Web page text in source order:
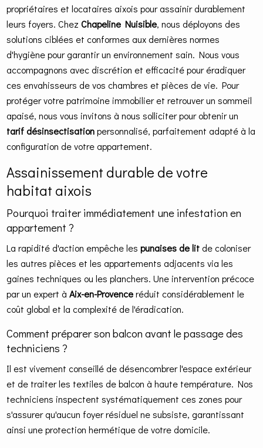
propriétaires et locataires aixois pour assainir durablement
leurs foyers. ChezChapeline Nuisible, nous déployons des
solutions ciblées et conformes aux dernières normes
d'hygiène pour garantir un environnement sain. Nous vous
accompagnons avec discrétion et efficacité pour éradiquer
ces envahisseurs de vos chambres et pièces de vie. Pour
protéger votre patrimoine immobilier et retrouver un sommeil
apaisé, nous vous invitons à nous solliciter pour obtenir un
tarif désinsectisationpersonnalisé, parfaitement adapté à la
configuration de votre appartement.
Assainissement durable de votre
habitat aixois
Pourquoi traiter immédiatement une infestation en
appartement ?
La rapidité d'action empêche lespunaises de lit de coloniser
les autres pièces et les appartements adjacents via les
gaines techniques ou les planchers. Une intervention précoce
par un expert àAix-en-Provenceréduit considérablement le
coût global et la complexité de l'éradication.
Comment préparer son balcon avant le passage des
techniciens ?
Il est vivement conseillé de désencombrer l'espace extérieur
et de traiter les textiles de balcon à haute température. Nos
techniciens inspectent systématiquement ces zones pour
s'assurer qu'aucun foyer résiduel ne subsiste, garantissant
ainsi une protection hermétique de votre domicile.